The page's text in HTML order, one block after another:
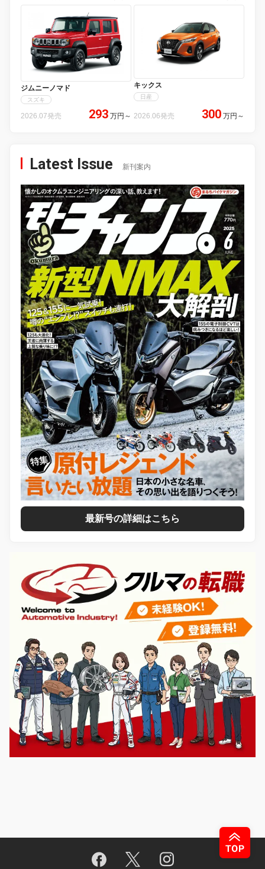
ジムニーノマド
スズキ
2026.07発売 293 万円 ～
キックス
日産
2026.06発売 300 万円 ～
Latest Issue 新刊案内
最新号の詳細はこちら